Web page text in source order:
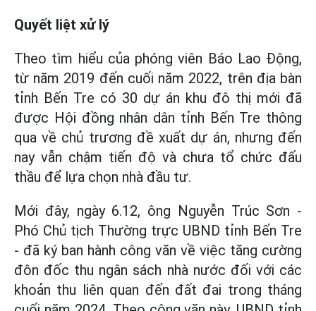
Quyết liệt xử lý
Theo tìm hiểu của phóng viên Báo Lao Động,
từ năm 2019 đến cuối năm 2022, trên địa bàn
tỉnh Bến Tre có 30 dự án khu đô thị mới đã
được Hội đồng nhân dân tỉnh Bến Tre thông
qua về chủ trương đề xuất dự án, nhưng đến
nay vẫn chậm tiến độ và chưa tổ chức đấu
thầu để lựa chọn nhà đầu tư.
Mới đây, ngày 6.12, ông Nguyễn Trúc Sơn -
Phó Chủ tịch Thường trực UBND tỉnh Bến Tre
- đã ký ban hành công văn về việc tăng cường
đôn đốc thu ngân sách nhà nước đối với các
khoản thu liên quan đến đất đai trong tháng